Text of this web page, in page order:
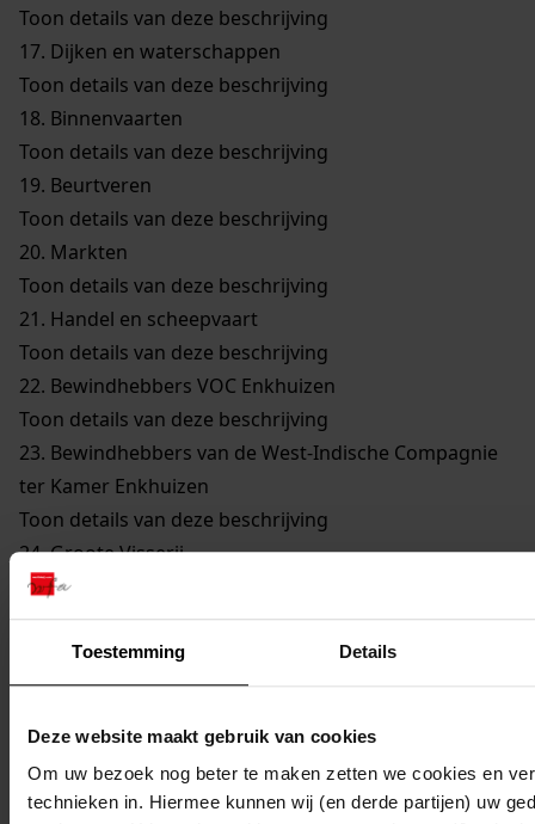
Toestemming Details
Deze website maakt gebruik van cookies
Om uw bezoek nog beter te maken zetten we cookies en
technieken in. Hiermee kunnen wij (en derde partijen) uw
Toon details van deze beschrijving
17. Dijken en waterschappen
Toon details van deze beschrijving
18. Binnenvaarten
Toon details van deze beschrijving
19. Beurtveren
Toon details van deze beschrijving
20. Markten
Toon details van deze beschrijving
21. Handel en scheepvaart
Toon details van deze beschrijving
22. Bewindhebbers VOC Enkhuizen
Toon details van deze beschrijving
23. Bewindhebbers van de West-Indische Compagnie
ter Kamer Enkhuizen
Toon details van deze beschrijving
24.Groote Visserij
Toon details van deze beschrijving
25.Walvisvaarders
Toon details van deze beschrijving
26.Gilden en Neringen
Toon details van deze beschrijving